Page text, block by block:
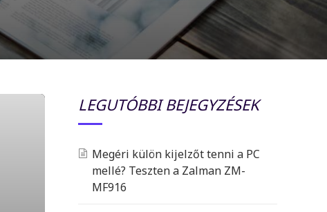
LEGUTÓBBI BEJEGYZÉSEK
Megéri külön kijelzőt tenni a PC
mellé? Teszten a Zalman ZM-
MF916